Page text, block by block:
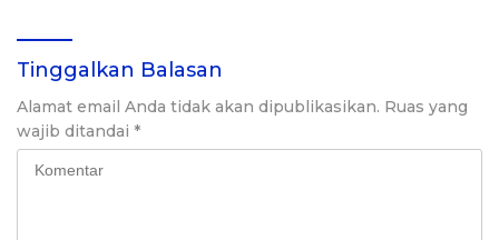
Tinggalkan Balasan
Alamat email Anda tidak akan dipublikasikan. Ruas yang
wajib ditandai *